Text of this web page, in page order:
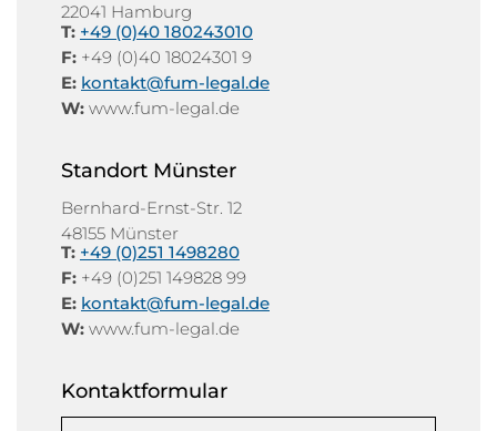
22041 Hamburg
T: +49 (0)40 180243010
F: +49 (0)40 18024301 9
E: kontakt@fum-legal.de
W: www.fum-legal.de
Standort Münster
Bernhard-Ernst-Str. 12
48155 Münster
T: +49 (0)251 1498280
F: +49 (0)251 149828 99
E: kontakt@fum-legal.de
W: www.fum-legal.de
Kontaktformular